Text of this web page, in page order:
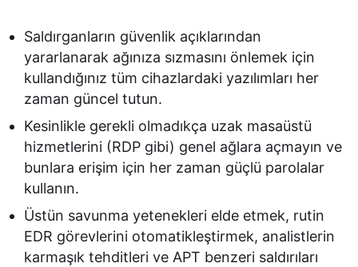
Saldırganların güvenlik açıklarından
yararlanarak ağınıza sızmasını önlemek için
kullandığınız tüm cihazlardaki yazılımları her
zaman güncel tutun.
Kesinlikle gerekli olmadıkça uzak masaüstü
hizmetlerini (RDP gibi) genel ağlara açmayın ve
bunlara erişim için her zaman güçlü parolalar
kullanın.
Üstün savunma yetenekleri elde etmek, rutin
EDR görevlerini otomatikleştirmek, analistlerin
karmaşık tehditleri ve APT benzeri saldırıları